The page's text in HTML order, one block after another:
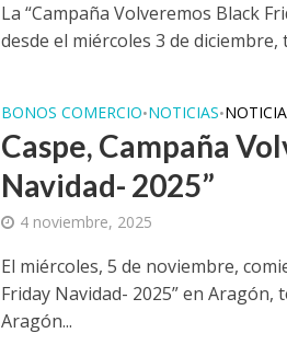
La “Campaña Volveremos Black
desde el miércoles 3 de
BONOS COMERCIO•NOTICIAS•
Caspe, Campaña
Navidad- 2025”
4 noviembre, 2025
El miércoles, 5 de noviembre,
Friday Navidad- 2025” en
Aragón...